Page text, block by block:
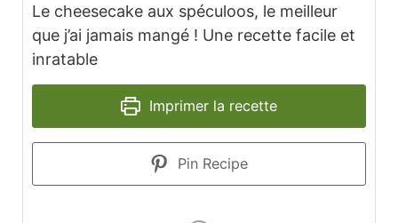
Le cheesecake aux spéculoos, le meilleur
que j’ai jamais mangé ! Une recette facile et
inratable
Imprimer la recette
Pin Recipe